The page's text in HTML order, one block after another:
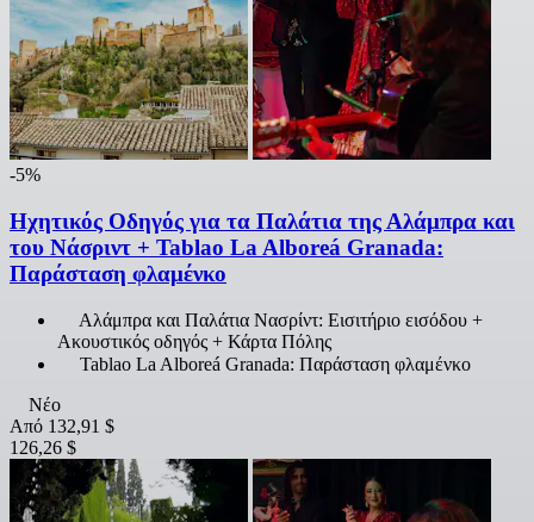
-5%
Ηχητικός Οδηγός για τα Παλάτια της Αλάμπρα και
του Νάσριντ + Tablao La Alboreá Granada:
Παράσταση φλαμένκο
Αλάμπρα και Παλάτια Νασρίντ: Εισιτήριο εισόδου +
Ακουστικός οδηγός + Κάρτα Πόλης
Tablao La Alboreá Granada: Παράσταση φλαμένκο
Νέο
Από 132,91 $
126,26 $